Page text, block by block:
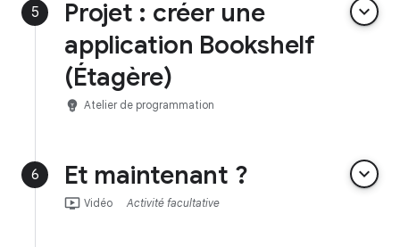
5
Projet : créer une
application Bookshelf
(Étagère)
keyboard_arrow_down
emoji_objects Atelier de programmation
6 Et maintenant ? keyboard_arrow_down
ondemand_video Vidéo Activité facultative